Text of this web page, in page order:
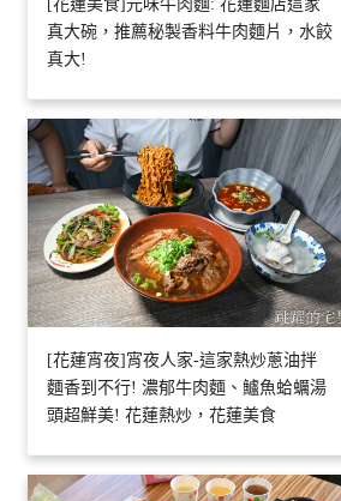
[花蓮美食]元味牛肉麵: 花蓮麵店這家
真大碗，推薦秘製香料牛肉麵片，水餃
真大!
[花蓮宵夜]宵夜人家-這家熱炒蔥油拌
麵香到不行! 濃郁牛肉麵、鱸魚蛤蠣湯
頭超鮮美! 花蓮熱炒，花蓮美食